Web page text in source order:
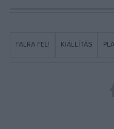
FALRA FEL! KIÁLLÍTÁS